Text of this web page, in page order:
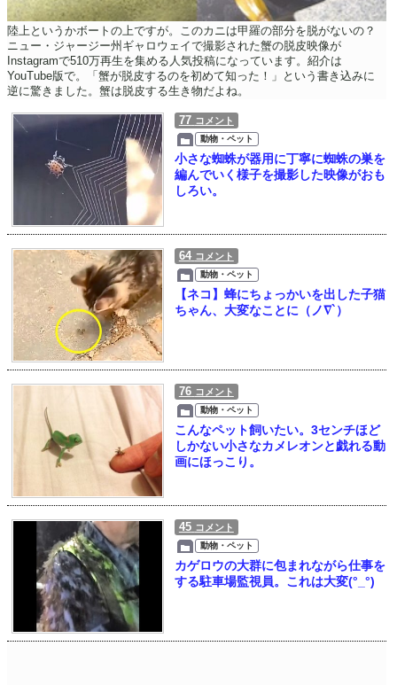
陸上というかボートの上ですが。このカニは甲羅の部分を脱がないの？
ニュー・ジャージー州ギャロウェイで撮影された蟹の脱皮映像が
Instagramで510万再生を集める人気投稿になっています。紹介は
YouTube版で。「蟹が脱皮するのを初めて知った！」という書き込みに
逆に驚きました。蟹は脱皮する生き物だよね。
77 コメント
動物・ペット
小さな蜘蛛が器用に丁寧に蜘蛛の巣を
編んでいく様子を撮影した映像がおも
しろい。
64 コメント
動物・ペット
【ネコ】蜂にちょっかいを出した子猫
ちゃん、大変なことに（ノ∇`）
76 コメント
動物・ペット
こんなペット飼いたい。3センチほど
しかない小さなカメレオンと戯れる動
画にほっこり。
45 コメント
動物・ペット
カゲロウの大群に包まれながら仕事を
する駐車場監視員。これは大変(°_°)